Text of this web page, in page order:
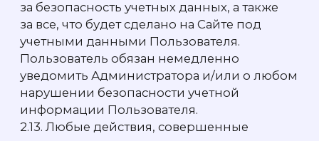
законодательством Российской
Федерации.
4.4. Администратор вправе передавать
персональные данные органам дознания
и следствия, иным уполномоченным
органам по основаниям,
предусмотренным действующим
законодательством Российской
Федерации.
4.5. Правовым основанием обработки
персональных данных Администратором